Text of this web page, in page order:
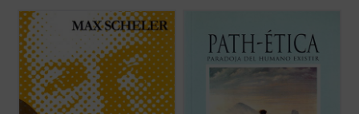
Traducción del alemán por Julián Marías y
Javier Olmo.
Primera traducción completa al castellano
de una obra cumbre de la filosofía de la
religión del siglo XX. Max Scheler, un genio
de «estilo deslumbrante y seductor» que
«habla ...(ver ficha)
los sufrimientos, los pecados, la muerte,
que no los pusiera en el centro de su
visión
del mundo , sería radicalmente incompleto,
sería falso... La muchedumbre de los
humillados y ofendidos